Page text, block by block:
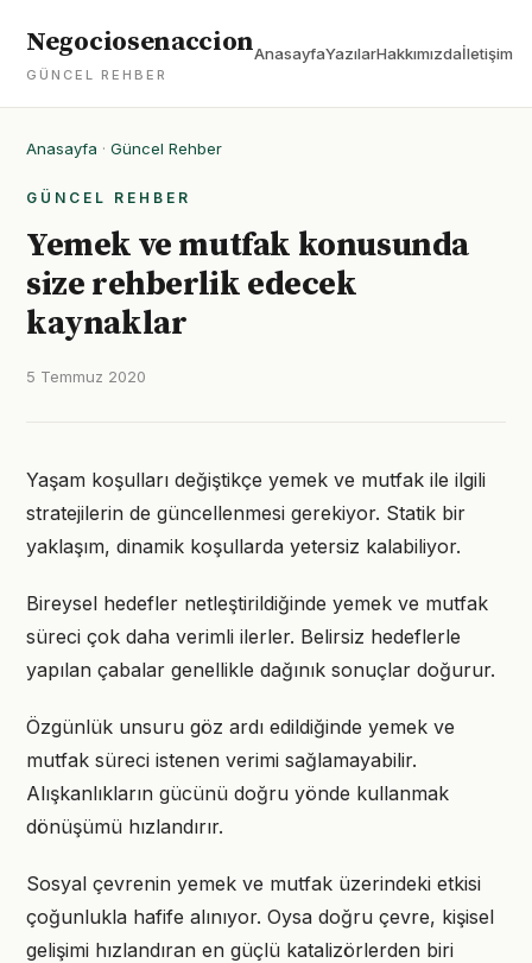
Negociosenaccion
GÜNCEL REHBER
AnasayfaYazılarHakkımızdaİletişim
Anasayfa · Güncel Rehber
GÜNCEL REHBER
Yemek ve mutfak konusunda
size rehberlik edecek
kaynaklar
5 Temmuz 2020
Yaşam koşulları değiştikçe yemek ve mutfak ile ilgili
stratejilerin de güncellenmesi gerekiyor. Statik bir
yaklaşım, dinamik koşullarda yetersiz kalabiliyor.
Bireysel hedefler netleştirildiğinde yemek ve mutfak
süreci çok daha verimli ilerler. Belirsiz hedeflerle
yapılan çabalar genellikle dağınık sonuçlar doğurur.
Özgünlük unsuru göz ardı edildiğinde yemek ve
mutfak süreci istenen verimi sağlamayabilir.
Alışkanlıkların gücünü doğru yönde kullanmak
dönüşümü hızlandırır.
Sosyal çevrenin yemek ve mutfak üzerindeki etkisi
çoğunlukla hafife alınıyor. Oysa doğru çevre, kişisel
gelişimi hızlandıran en güçlü katalizörlerden biri